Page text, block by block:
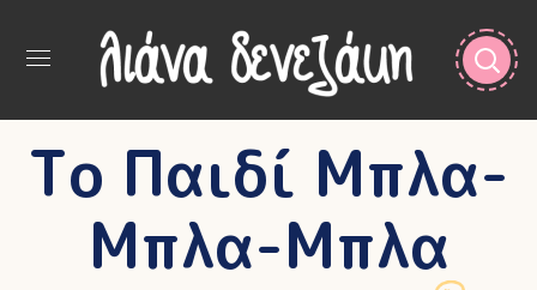
Το Παιδί Μπλα-
Μπλα-Μπλα